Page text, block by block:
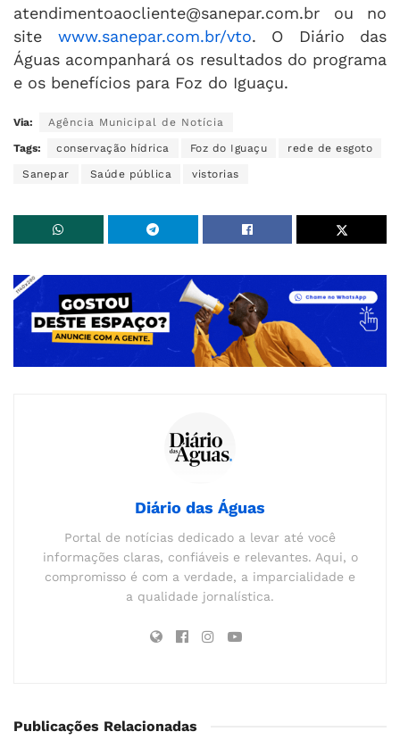
atendimentoaocliente@sanepar.com.br ou no
site www.sanepar.com.br/vto. O Diário das
Águas acompanhará os resultados do programa
e os benefícios para Foz do Iguaçu.
Via: Agência Municipal de Notícia
Tags: conservação hídrica Foz do Iguaçu rede de esgoto
Sanepar Saúde pública vistorias
Diário das Águas
Portal de notícias dedicado a levar até você
informações claras, confiáveis e relevantes. Aqui, o
compromisso é com a verdade, a imparcialidade e
a qualidade jornalística.
Publicações Relacionadas